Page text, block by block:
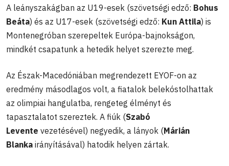
A leányszakágban az U19-esek (szövetségi edző: Bohus
Beáta) és az U17-esek (szövetségi edző: Kun Attila) is
Montenegróban szerepeltek Európa-bajnokságon,
mindkét csapatunk a hetedik helyet szerezte meg.
Az Észak-Macedóniában megrendezett EYOF-on az
eredmény másodlagos volt, a fiatalok belekóstolhattak
az olimpiai hangulatba, rengeteg élményt és
tapasztalatot szereztek. A fiúk (Szabó
Levente vezetésével) negyedik, a lányok (Márián
Blanka irányításával) hatodik helyen zártak.